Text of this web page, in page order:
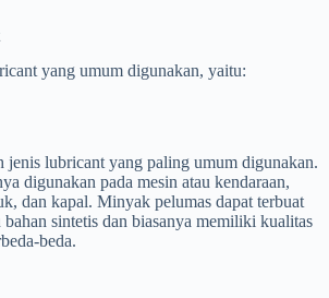
yang umum digunakan, yaitu:
jenis lubricant yang paling umum digunakan.
digunakan pada mesin atau kendaraan,
dan kapal. Minyak pelumas dapat terbuat
sintetis dan biasanya memiliki kualitas
beda.